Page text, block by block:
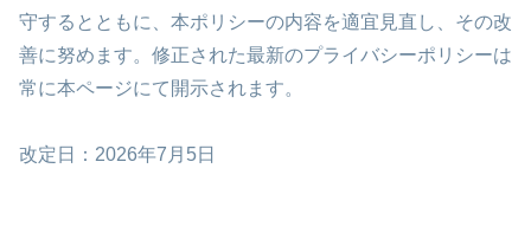
守するとともに、本ポリシーの内容を適宜見直し、その改
善に努めます。修正された最新のプライバシーポリシーは
常に本ページにて開示されます。
改定日：2026年7月5日